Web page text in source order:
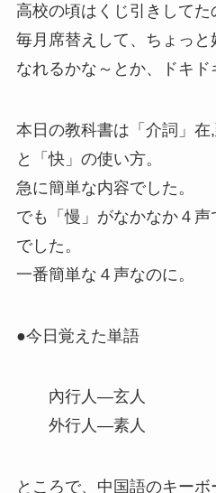
高校の頃はくじ引きしてた
毎月席替えして、ちょっ
なれるかな～とか、ドキド
本日の教科書は「介詞」
と「快」の使い方。
急に簡単な内容でした。
でも「慢」がなかなか４
でした。
一番簡単な４声なのに。
●今日覚えた単語
內行人—玄人
外行人—素人
ところで、中国語のキーボ